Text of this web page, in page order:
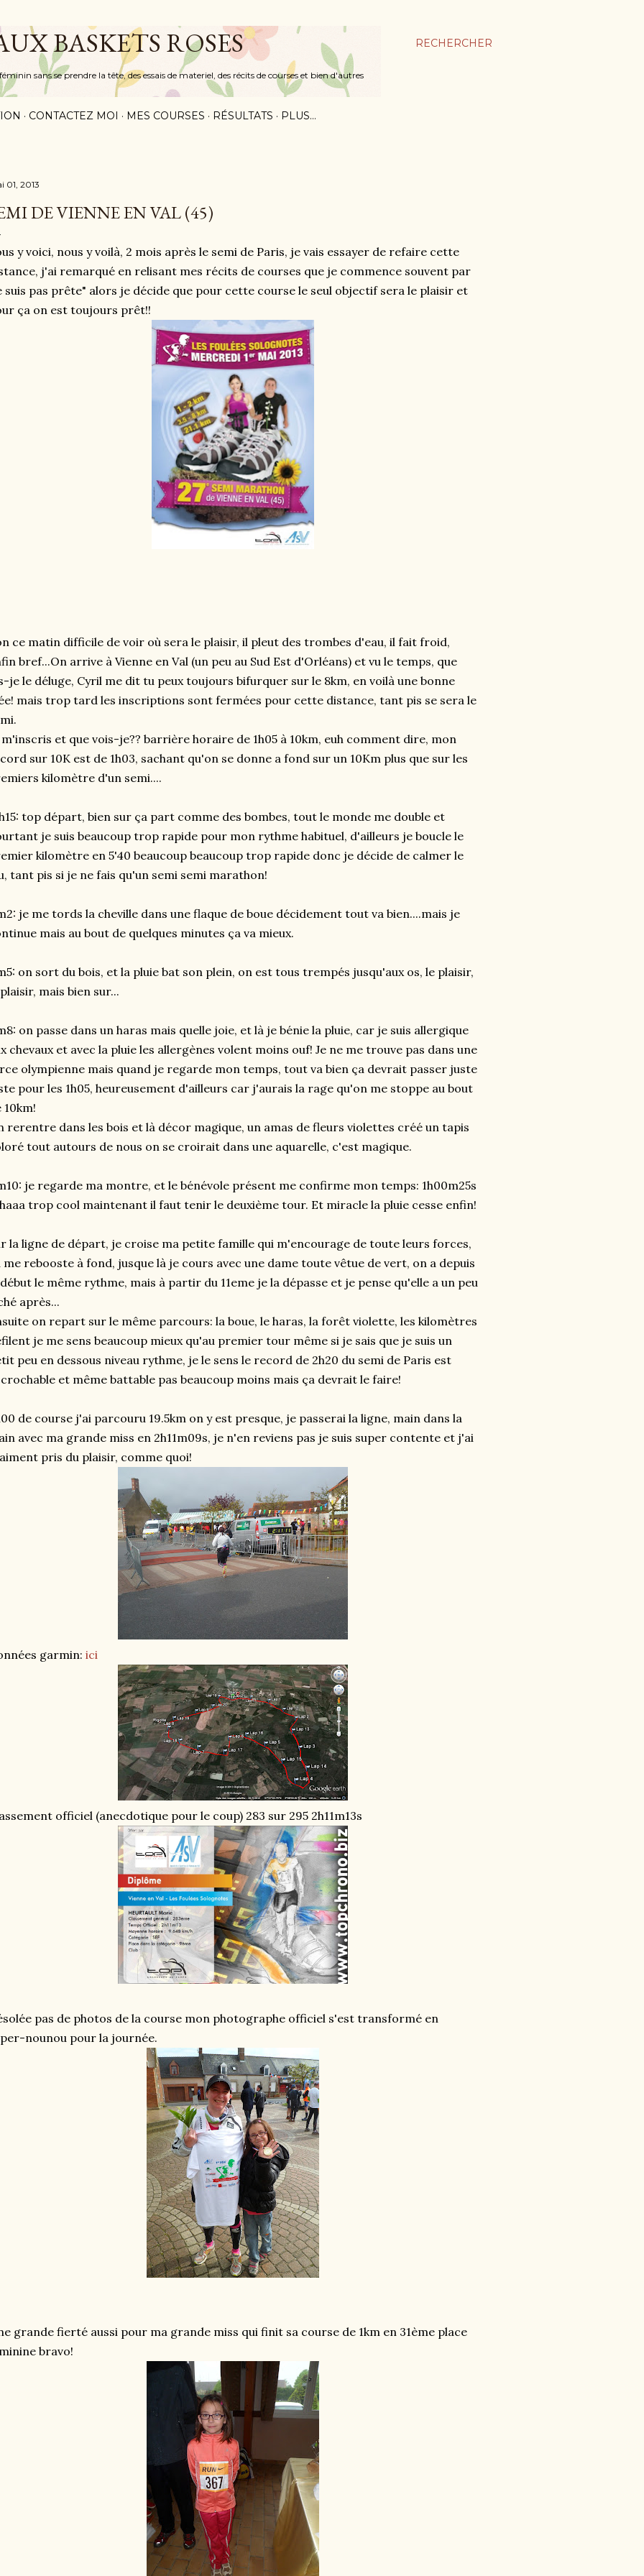
RECHERCHER
BASKETS ROSES
sans se prendre la tête, des essais de materiel, des récits de courses et bien d'autres
CONTACTEZ MOI MES COURSES RÉSULTATS PLUS…
01, 2013
DE VIENNE EN VAL (45)
y voici, nous y voilà, 2 mois après le semi de Paris, je vais essayer de refaire cette
j'ai remarqué en relisant mes récits de courses que je commence souvent par
suis pas prête" alors je décide que pour cette course le seul objectif sera le plaisir et
ça on est toujours prêt!!
ce matin difficile de voir où sera le plaisir, il pleut des trombes d'eau, il fait froid,
bref...On arrive à Vienne en Val (un peu au Sud Est d'Orléans) et vu le temps, que
je le déluge, Cyril me dit tu peux toujours bifurquer sur le 8km, en voilà une bonne
mais trop tard les inscriptions sont fermées pour cette distance, tant pis se sera le
m'inscris et que vois-je?? barrière horaire de 1h05 à 10km, euh comment dire, mon
sur 10K est de 1h03, sachant qu'on se donne a fond sur un 10Km plus que sur les
kilomètre d'un semi....
top départ, bien sur ça part comme des bombes, tout le monde me double et
je suis beaucoup trop rapide pour mon rythme habituel, d'ailleurs je boucle le
kilomètre en 5'40 beaucoup beaucoup trop rapide donc je décide de calmer le
tant pis si je ne fais qu'un semi semi marathon!
je me tords la cheville dans une flaque de boue décidement tout va bien....mais je
mais au bout de quelques minutes ça va mieux.
on sort du bois, et la pluie bat son plein, on est tous trempés jusqu'aux os, le plaisir,
mais bien sur...
on passe dans un haras mais quelle joie, et là je bénie la pluie, car je suis allergique
chevaux et avec la pluie les allergènes volent moins ouf! Je ne me trouve pas dans une
olympienne mais quand je regarde mon temps, tout va bien ça devrait passer juste
pour les 1h05, heureusement d'ailleurs car j'aurais la rage qu'on me stoppe au bout
10km!
rerentre dans les bois et là décor magique, un amas de fleurs violettes créé un tapis
tout autours de nous on se croirait dans une aquarelle, c'est magique.
je regarde ma montre, et le bénévole présent me confirme mon temps: 1h00m25s
trop cool maintenant il faut tenir le deuxième tour. Et miracle la pluie cesse enfin!
la ligne de départ, je croise ma petite famille qui m'encourage de toute leurs forces,
me rebooste à fond, jusque là je cours avec une dame toute vêtue de vert, on a depuis
le même rythme, mais à partir du 11eme je la dépasse et je pense qu'elle a un peu
après...
on repart sur le même parcours: la boue, le haras, la forêt violette, les kilomètres
je me sens beaucoup mieux qu'au premier tour même si je sais que je suis un
peu en dessous niveau rythme, je le sens le record de 2h20 du semi de Paris est
et même battable pas beaucoup moins mais ça devrait le faire!
de course j'ai parcouru 19.5km on y est presque, je passerai la ligne, main dans la
avec ma grande miss en 2h11m09s, je n'en reviens pas je suis super contente et j'ai
pris du plaisir, comme quoi!
garmin: ici
officiel (anecdotique pour le coup) 283 sur 295 2h11m13s
pas de photos de la course mon photographe officiel s'est transformé en
nounou pour la journée.
grande fierté aussi pour ma grande miss qui finit sa course de 1km en 31ème place
bravo!